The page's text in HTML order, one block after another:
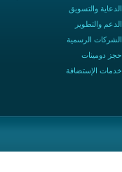
الدعاية والتسويق
الدعم والتطوير
الشركات الرسمية
حجز دومينات
خدمات الإستضافة